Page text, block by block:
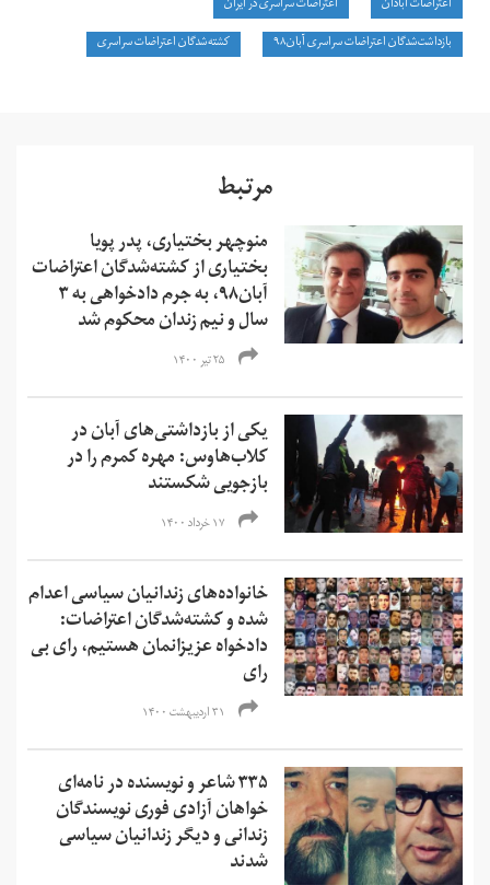
اعتراضات آبادان
اعتراضات سراسری در ایران
بازداشت‌شدگان اعتراضات سراسری آبان۹۸
کشته‌شدگان اعتراضات سراسری
مرتبط
منوچهر بختیاری، پدر پویا
بختیاری از کشته‌شدگان اعتراضات
آبان۹۸، به جرم دادخواهی به ۳
سال و نیم زندان محکوم شد
۲۵ تیر ۱۴۰۰
یکی از بازداشتی‌های آبان در
کلاب‌هاوس: مهره کمرم را در
بازجویی شکستند
۱۷ خرداد ۱۴۰۰
خانواده‌های زندانیان سیاسی اعدام
شده و کشته‌شدگان اعتراضات:
دادخواه عزیزانمان هستیم، رای بی
رای
۳۱ اردیبهشت ۱۴۰۰
۳۳۵ شاعر و نویسنده در نامه‌ای
خواهان آزادی فوری نویسندگان
زندانی و دیگر زندانیان سیاسی
شدند